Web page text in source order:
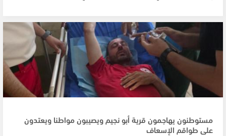
مستوطنون يهاجمون قرية أبو نجيم ويصيبون مواطنا ويعتدون
على طواقم الإسعاف